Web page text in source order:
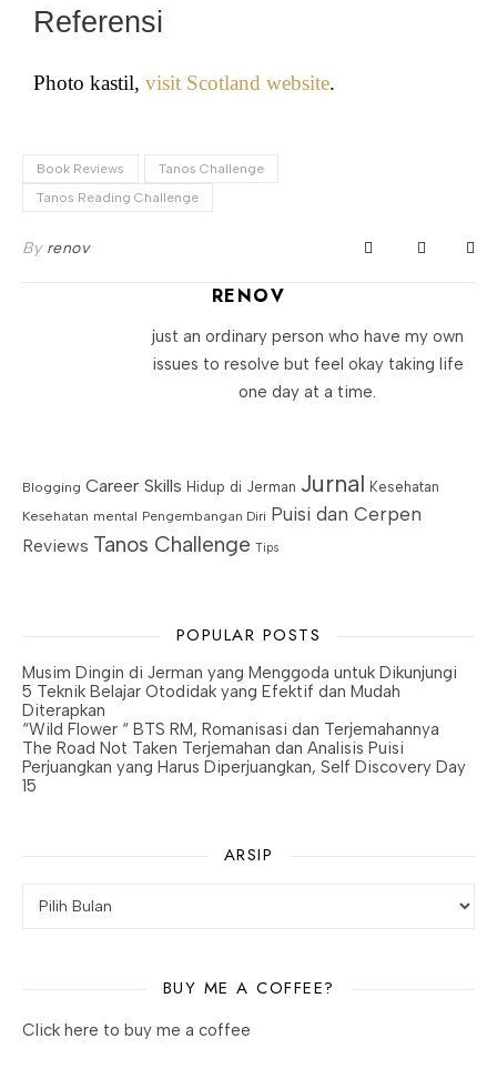
Referensi
Photo kastil, visit Scotland website.
Book Reviews
Tanos Challenge
Tanos Reading Challenge
By renov
RENOV
just an ordinary person who have my own
issues to resolve but feel okay taking life
one day at a time.
Blogging Career Skills Hidup di Jerman Jurnal Kesehatan
Kesehatan mental Pengembangan Diri Puisi dan Cerpen
Reviews Tanos Challenge Tips
POPULAR POSTS
Musim Dingin di Jerman yang Menggoda untuk Dikunjungi
5 Teknik Belajar Otodidak yang Efektif dan Mudah
Diterapkan
“Wild Flower “ BTS RM, Romanisasi dan Terjemahannya
The Road Not Taken Terjemahan dan Analisis Puisi
Perjuangkan yang Harus Diperjuangkan, Self Discovery Day
15
ARSIP
BUY ME A COFFEE?
Click here to buy me a coffee